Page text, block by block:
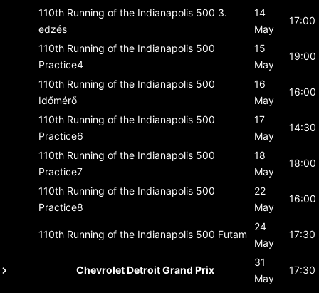
110th Running of the Indianapolis 500 3.
edzés
14
May
17:00
110th Running of the Indianapolis 500
Practice4
15
May
19:00
110th Running of the Indianapolis 500
Időmérő
16
May
16:00
110th Running of the Indianapolis 500
Practice6
17
May
14:30
110th Running of the Indianapolis 500
Practice7
18
May
18:00
110th Running of the Indianapolis 500
Practice8
22
May
16:00
110th Running of the Indianapolis 500 Futam
24
May
17:30
Chevrolet Detroit Grand Prix
31
May
17:30